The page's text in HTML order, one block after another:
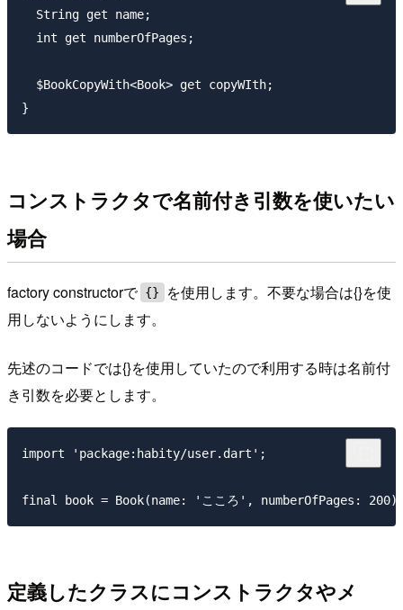
  String get name;
  int get numberOfPages;
  $BookCopyWith<Book> get copyWIth;
コンストラクタで名前付き引数を使いたい
場合
factory constructorで {}
を使用します。不要な場合は{}を使
用しないようにします。
先述のコードでは{}を使用していたので利用する時は名前付
き引数を必要とします。
import 'package:habity/user.dart';
定義したクラスにコンストラクタやメ